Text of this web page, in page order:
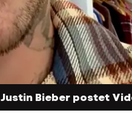
Justin Bieber postet